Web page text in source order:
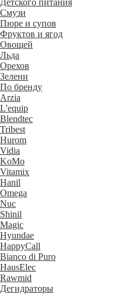
Детского питания
Смузи
Пюре и супов
Фруктов и ягод
Овощей
Льда
Орехов
Зелени
По бренду
Arzia
L'equip
Blendtec
Tribest
Hurom
Vidia
KoMo
Vitamix
Hanil
Omega
Nuc
Shinil
Magic
Hyundae
HappyCall
Bianco di Puro
HausElec
Rawmid
Дегидраторы